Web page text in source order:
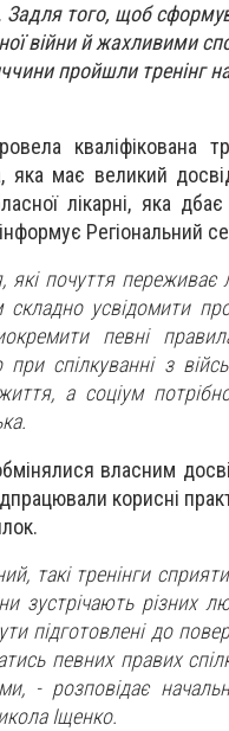
того, щоб
війни й жахливими
пройшли тренінг
кваліфікована
яка має великий
лікарні, яка
інформує Регіональний
які почуття
складно усвідомити
певні
при спілкуванні з
а соціум
власним
корисні
такі тренінги
зустрічають різних
підготовлені до
певних правих
- розповідає
Іщенко.